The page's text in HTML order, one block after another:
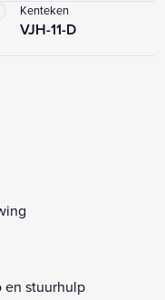
Kenteken
VJH-11-D
en stuurhulp